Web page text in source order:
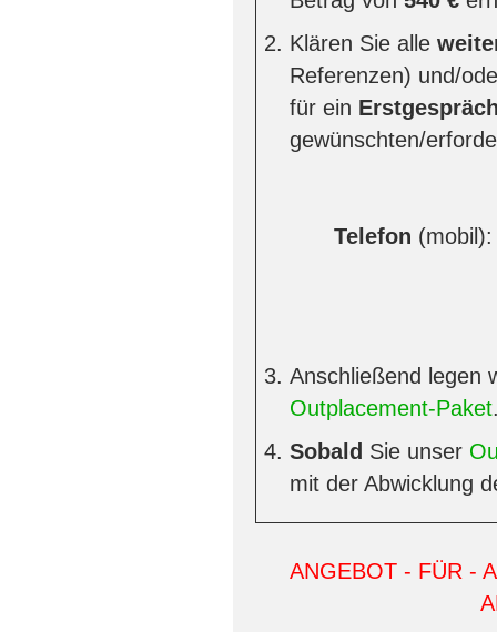
Klären Sie alle
Referenzen) und/
für ein
gewünschten/
Telefon (mobil):
Anschließend legen
Outplacement-Paket
Sobald Sie unser
mit der Abwicklung
ANGEBOT - FÜR -